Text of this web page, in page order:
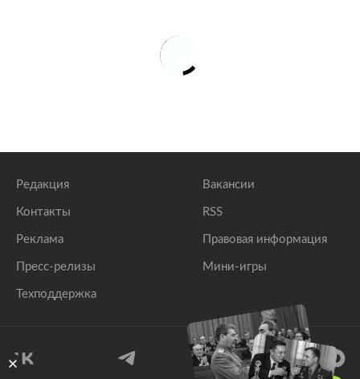
Редакция
Контакты
Реклама
Пресс-релизы
Техподдержка
Вакансии
RSS
Правовая информация
Мини-игры